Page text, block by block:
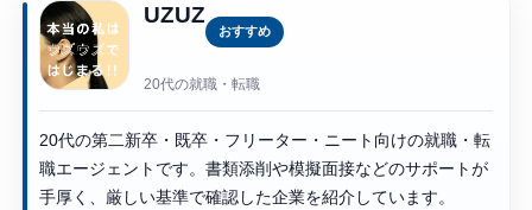
UZUZ
おすすめ
20代の就職・転職
20代の第二新卒・既卒・フリーター・ニート向けの就職・転
職エージェントです。書類添削や模擬面接などのサポートが
手厚く、厳しい基準で確認した企業を紹介しています。